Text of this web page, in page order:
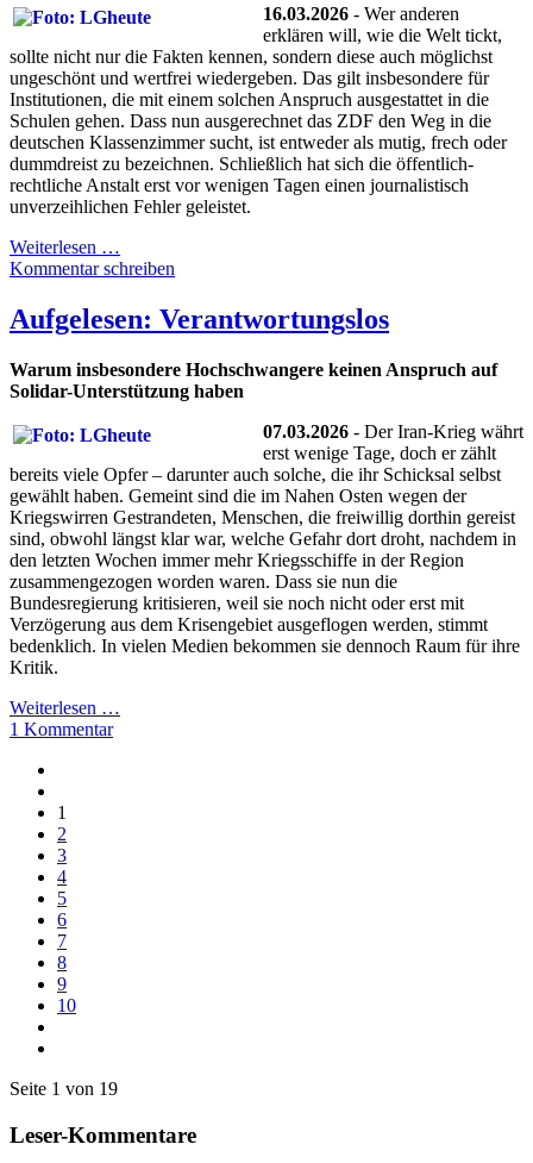
16.03.2026 - Wer anderen
erklären will, wie die Welt tickt,
sollte nicht nur die Fakten kennen, sondern diese auch möglichst
ungeschönt und wertfrei wiedergeben. Das gilt insbesondere für
Institutionen, die mit einem solchen Anspruch ausgestattet in die
Schulen gehen. Dass nun ausgerechnet das ZDF den Weg in die
deutschen Klassenzimmer sucht, ist entweder als mutig, frech oder
dummdreist zu bezeichnen. Schließlich hat sich die öffentlich-
rechtliche Anstalt erst vor wenigen Tagen einen journalistisch
unverzeihlichen Fehler geleistet.
Weiterlesen …
Kommentar schreiben
Aufgelesen: Verantwortungslos
Warum insbesondere Hochschwangere keinen Anspruch auf
Solidar-Unterstützung haben
07.03.2026 - Der Iran-Krieg währt
erst wenige Tage, doch er zählt
bereits viele Opfer – darunter auch solche, die ihr Schicksal selbst
gewählt haben. Gemeint sind die im Nahen Osten wegen der
Kriegswirren Gestrandeten, Menschen, die freiwillig dorthin gereist
sind, obwohl längst klar war, welche Gefahr dort droht, nachdem in
den letzten Wochen immer mehr Kriegsschiffe in der Region
zusammengezogen worden waren. Dass sie nun die
Bundesregierung kritisieren, weil sie noch nicht oder erst mit
Verzögerung aus dem Krisengebiet ausgeflogen werden, stimmt
bedenklich. In vielen Medien bekommen sie dennoch Raum für ihre
Kritik.
Weiterlesen …
1 Kommentar
1
2
3
4
5
6
7
8
9
10
Seite 1 von 19
Leser-Kommentare